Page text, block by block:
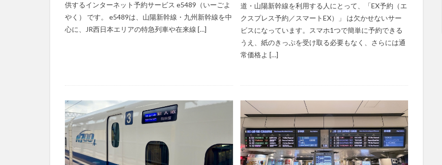
供するインターネット予約サービス e5489（いーごよ
やく） です。 e5489は、山陽新幹線・九州新幹線を中
心に、JR西日本エリアの特急列車や在来線 […]
道・山陽新幹線を利用する人にとって、「EX予約（エ
クスプレス予約／スマートEX）」 は欠かせないサー
ビスになっています。スマホ1つで簡単に予約できる
うえ、紙のきっぷを受け取る必要もなく、さらには通
常価格よ […]